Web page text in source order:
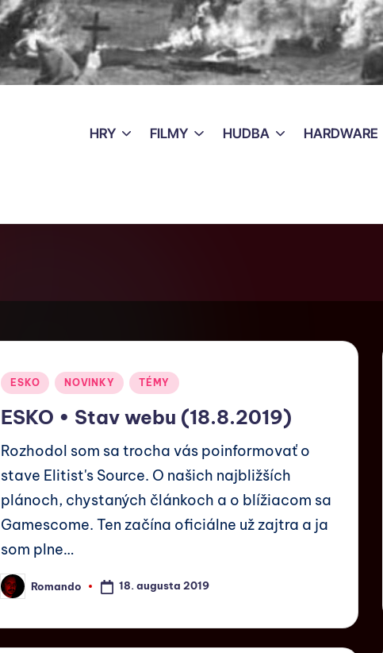
HRY FILMY HUDBA HARDWARE
ESKO NOVINKY TÉMY
ESKO • Stav webu (18.8.2019)
Rozhodol som sa trocha vás poinformovať o
stave Elitist's Source. O našich najbližších
plánoch, chystaných článkoch a o blížiacom sa
Gamescome. Ten začína oficiálne už zajtra a ja
som plne…
Romando 18. augusta 2019